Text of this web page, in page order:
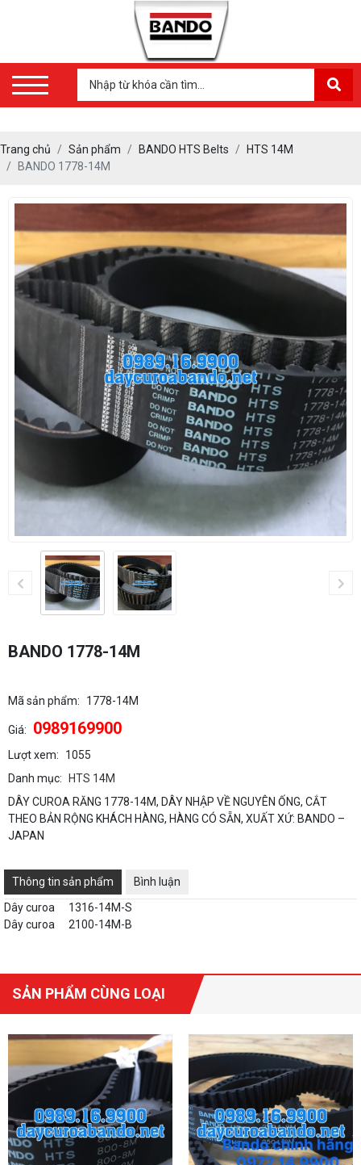
Trang chủ Sản phẩm BANDO HTS Belts
HTS 14M
BANDO 1778-14M
BANDO 1778-14M
Mã sản phẩm: 1778-14M
Giá: 0989169900
Lượt xem:
1055
Danh mục:
HTS 14M
DÂY CUROA RĂNG 1778-14M, DÂY NHẬP VỀ NGUYÊN ỐNG, CẮT
THEO BẢN RỘNG KHÁCH HÀNG, HÀNG CÓ SẴN, XUẤT XỨ: BANDO –
JAPAN
Thông tin sản phẩm
Bình luận
Dây curoa
1316-14M-S
Dây curoa
2100-14M-B
SẢN PHẨM CÙNG LOẠI